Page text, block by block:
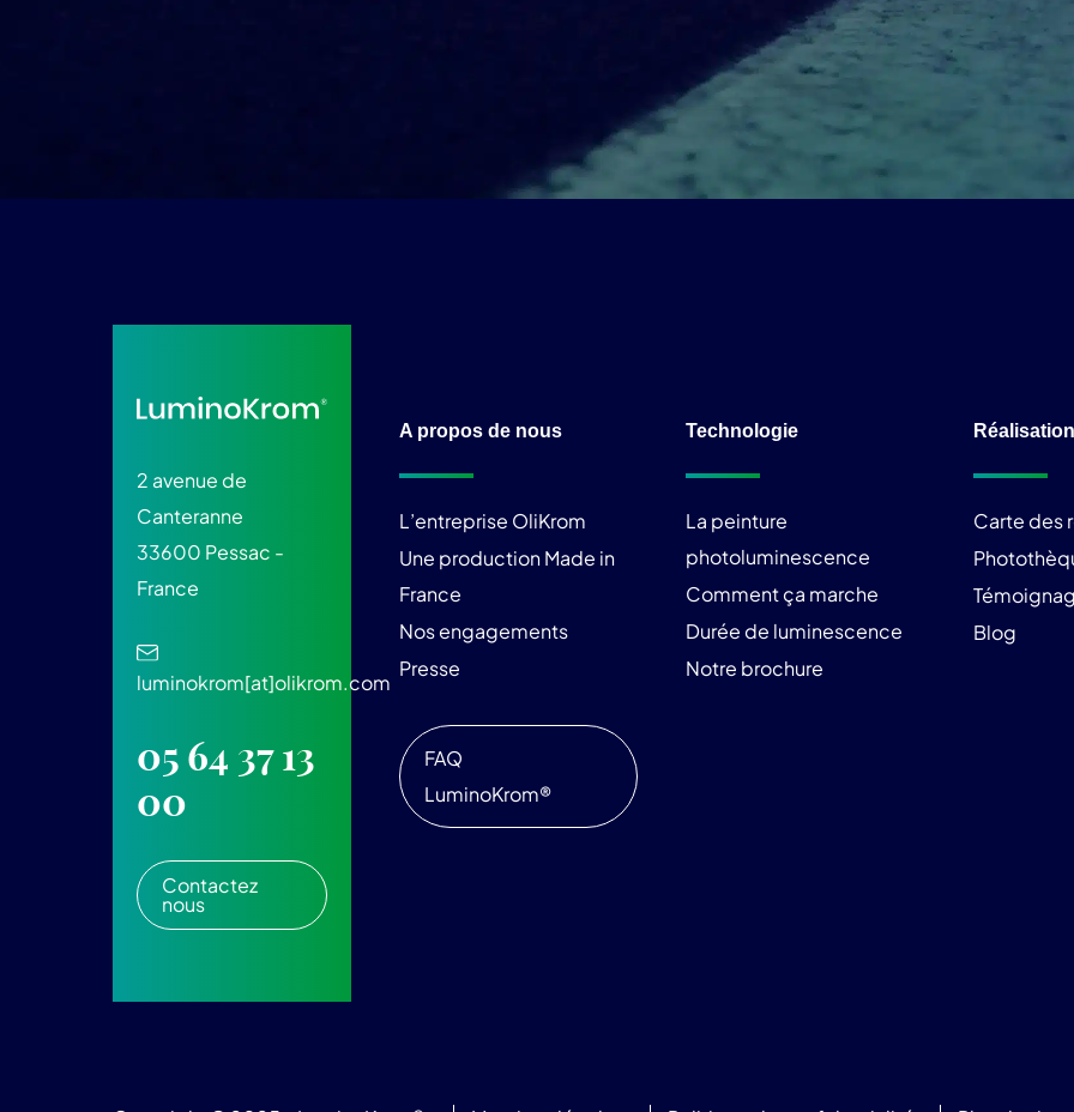
2 avenue de
Canteranne
33600 Pessac -
France
luminokrom[at]olikrom.com
05 64 37 13
00
Contactez
nous
A propos de nous
L’entreprise OliKrom
Une production Made in
France
Nos engagements
Presse
FAQ
LuminoKrom®
Technologie
La peinture
photoluminescence
Comment ça marche
Durée de luminescence
Notre brochure
Carte des
Blog